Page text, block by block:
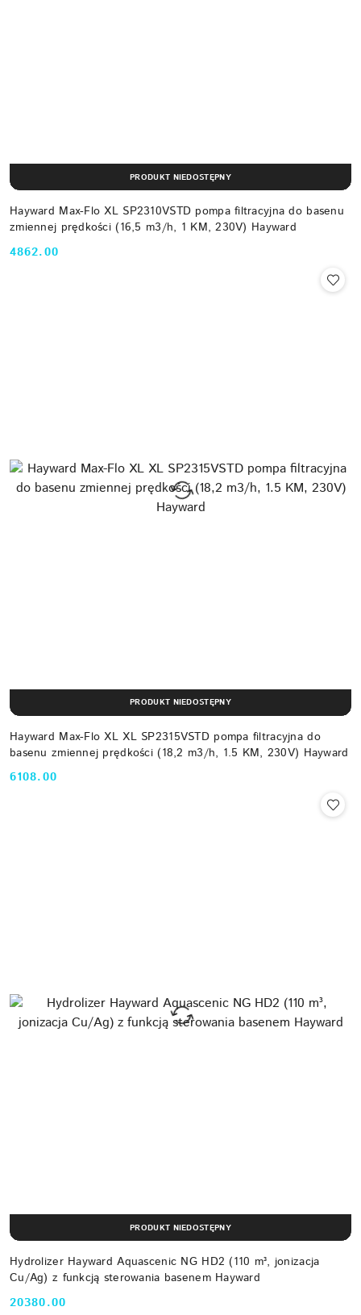
Hayward Max-Flo XL SP2310VSTD pompa filtracyjna do basenu
zmiennej prędkości (16,5 m3/h, 1 KM, 230V) Hayward
Cena:
4862.00
PRODUKT NIEDOSTĘPNY
Hayward Max-Flo XL XL SP2315VSTD pompa filtracyjna do
basenu zmiennej prędkości (18,2 m3/h, 1.5 KM, 230V) Hayward
Cena:
6108.00
PRODUKT NIEDOSTĘPNY
Hydrolizer Hayward Aquascenic NG HD2 (110 m³, jonizacja
Cu/Ag) z funkcją sterowania basenem Hayward
Cena:
20380.00
PRODUKT NIEDOSTĘPNY